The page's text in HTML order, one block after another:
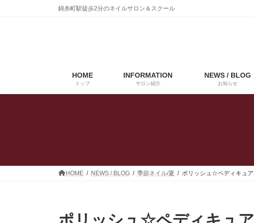
錦糸町駅徒歩2分のネイルサロン＆スクール
HOME
トップ
INFORMATION
サロン紹介
NEWS / BLOG
お知らせ
HOME NEWS / BLOG 季節ネイル/夏 ポリッシュ☆ペディキュア